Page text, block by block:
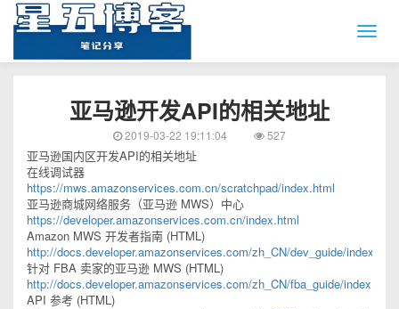
亚马逊开发API的相关地址
2019-03-22 19:11:04 527
亚马逊国内区开发API的相关地址
在线调试器
https://mws.amazonservices.com.cn/scratchpad/index.html
亚马逊商城网络服务（亚马逊 MWS）中心
https://developer.amazonservices.com.cn/index.html
Amazon MWS 开发者指南 (HTML)
http://docs.developer.amazonservices.com/zh_CN/dev_guide/index.html
针对 FBA 卖家的亚马逊 MWS (HTML)
http://docs.developer.amazonservices.com/zh_CN/fba_guide/index.html
API 参考 (HTML)